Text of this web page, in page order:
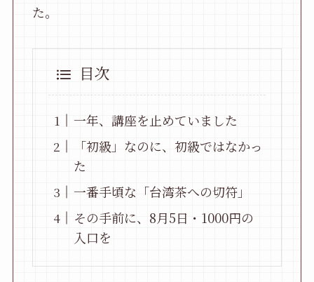
た。
目次
一年、講座を止めていました
「初級」なのに、初級ではなかっ
た
一番手頃な「台湾茶への切符」
その手前に、8月5日・1000円の
入口を